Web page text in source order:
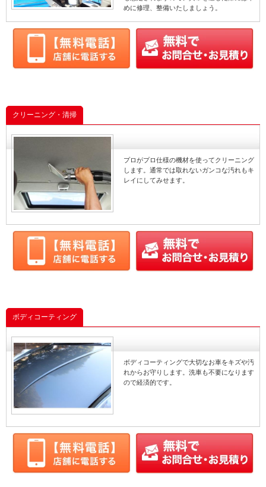
めに修理、整備いたしましょう。
クリーニング・清掃
プロがプロ仕様の機材を使ってクリーニング
します。通常では取れないガンコな汚れもキ
レイにしてみせます。
ボディコーティング
ボディコーティングで大切なお車をキズや汚
れからお守りします。洗車も不要になります
ので経済的です。